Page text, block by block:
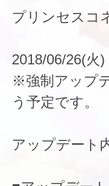
プリンセスコ
2018/06/26(火
※強制アップ
う予定です。
アップデート